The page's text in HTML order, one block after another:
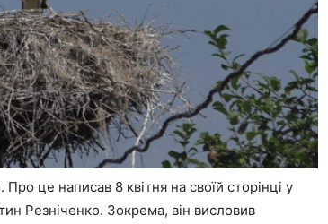
це написав 8 квітня на своїй сторінці у
Резніченко. Зокрема, він висловив